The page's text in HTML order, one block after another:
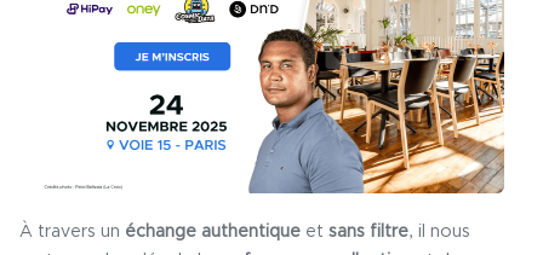
À travers un échange authentique et sans filtre, il nous